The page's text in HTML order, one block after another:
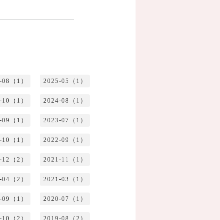
（1） 2025-05（1）
（1） 2024-08（1）
（1） 2023-07（1）
（1） 2022-09（1）
（2） 2021-11（1）
（2） 2021-03（1）
（1） 2020-07（1）
（2） 2019-08（2）